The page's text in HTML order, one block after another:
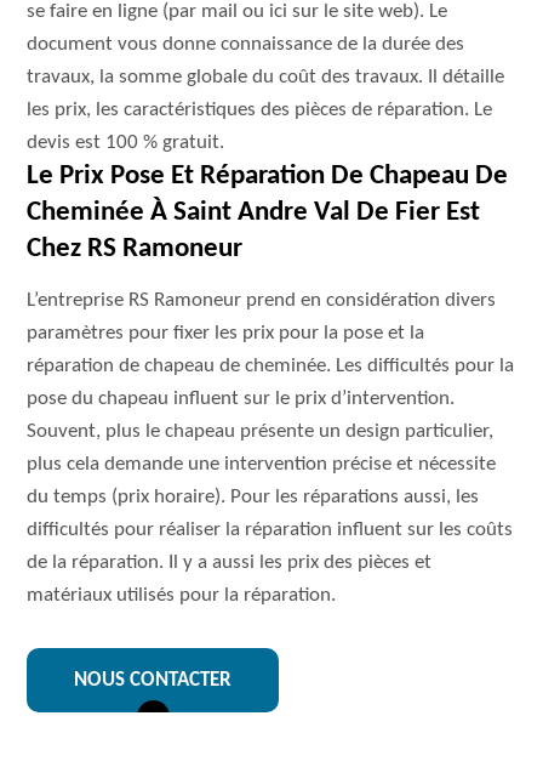
se faire en ligne (par mail ou ici sur le site web). Le
document vous donne connaissance de la durée des
travaux, la somme globale du coût des travaux. Il détaille
les prix, les caractéristiques des pièces de réparation. Le
devis est 100 % gratuit.
Le Prix Pose Et Réparation De Chapeau De
Cheminée À Saint Andre Val De Fier Est
Chez RS Ramoneur
L’entreprise RS Ramoneur prend en considération divers
paramètres pour fixer les prix pour la pose et la
réparation de chapeau de cheminée. Les difficultés pour la
pose du chapeau influent sur le prix d’intervention.
Souvent, plus le chapeau présente un design particulier,
plus cela demande une intervention précise et nécessite
du temps (prix horaire). Pour les réparations aussi, les
difficultés pour réaliser la réparation influent sur les coûts
de la réparation. Il y a aussi les prix des pièces et
matériaux utilisés pour la réparation.
NOUS CONTACTER